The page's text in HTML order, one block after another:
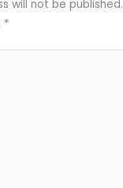
will not be published.
*